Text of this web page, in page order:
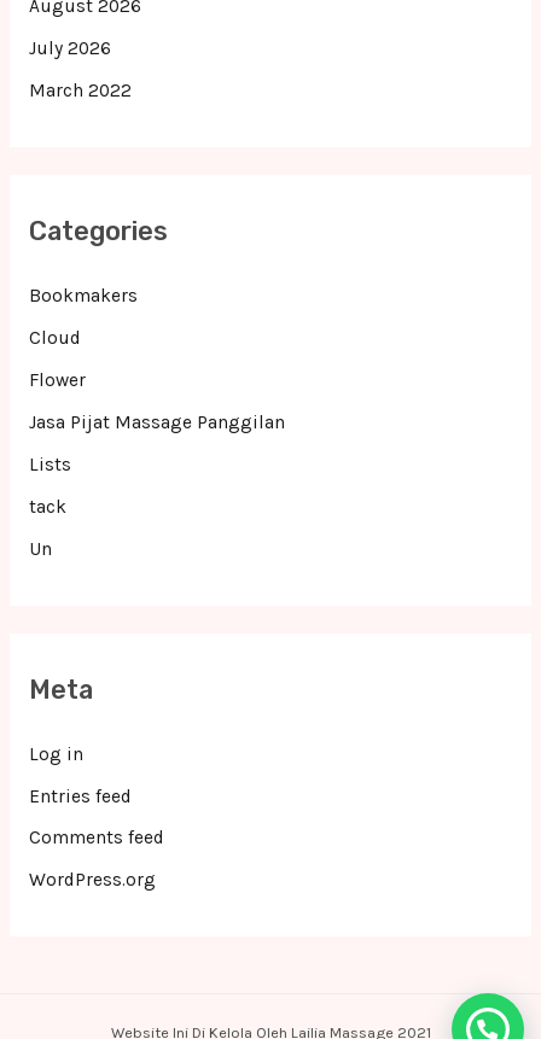
August 2026
July 2026
March 2022
Categories
Bookmakers
Cloud
Flower
Jasa Pijat Massage Panggilan
Lists
tack
Un
Meta
Log in
Entries feed
Comments feed
WordPress.org
Website Ini Di Kelola Oleh Lailia Massage 2021